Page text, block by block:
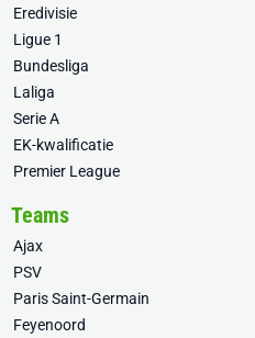
Eredivisie
Ligue 1
Bundesliga
Laliga
Serie A
EK-kwalificatie
Premier League
Teams
Ajax
PSV
Paris Saint-Germain
Feyenoord